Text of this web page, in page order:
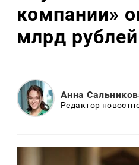
компании»
млрд рублей
Анна
Редактор